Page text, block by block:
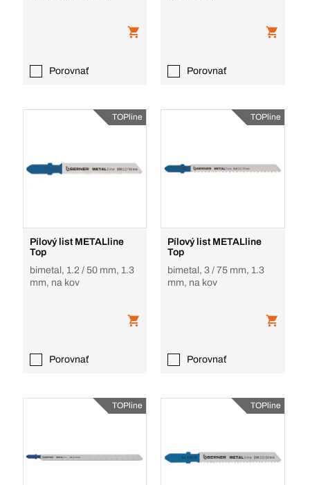
Porovnať Porovnať
TOPline
Pílový list METALline
Top
bimetal, 1.2 / 50 mm, 1.3
mm, na kov
Porovnať
TOPline
Pílový list METALline
Top
bimetal, 3 / 75 mm, 1.3
mm, na kov
Porovnať
TOPline TOPline